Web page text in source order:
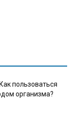
пользоваться
организма?